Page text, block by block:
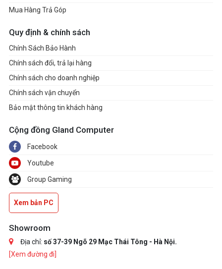
Mua Hàng Trả Góp
Quy định & chính sách
Chính Sách Bảo Hành
Chính sách đổi, trả lại hàng
Chính sách cho doanh nghiệp
Chính sách vận chuyển
Bảo mật thông tin khách hàng
Cộng đồng Gland Computer
Facebook
Youtube
Group Gaming
Xem bản PC
Showroom
Địa chỉ: số 37-39 Ngõ 29 Mạc Thái Tông - Hà Nội.
[Xem đường đi]